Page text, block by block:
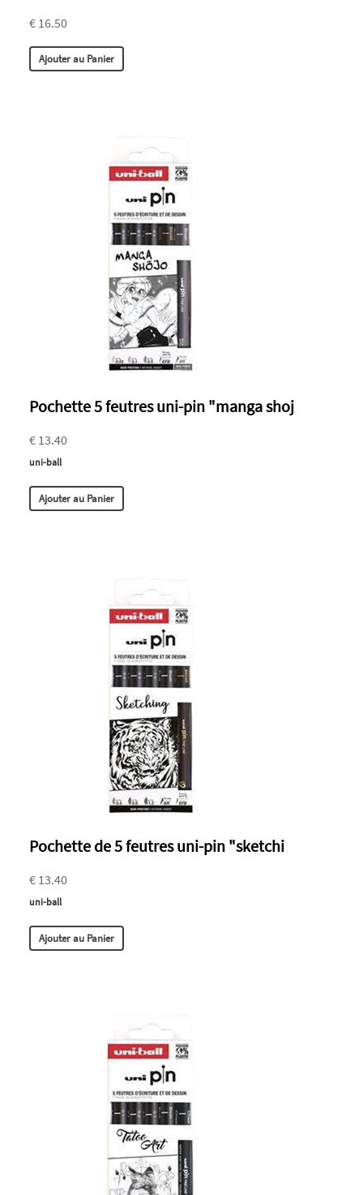
€ 16.50
Ajouter au Panier
Pochette 5 feutres uni-pin "manga shoj
€ 13.40
uni-ball
Ajouter au Panier
Pochette de 5 feutres uni-pin "sketchi
€ 13.40
uni-ball
Ajouter au Panier